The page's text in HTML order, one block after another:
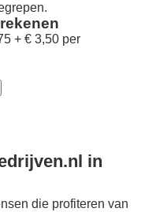
+ € 3,50 per
in
die profiteren van